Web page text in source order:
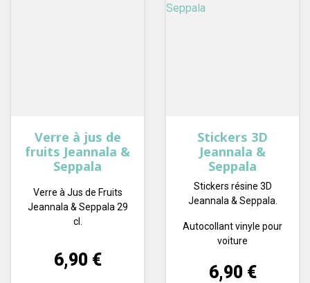
Verre à jus de
fruits Jeannala &
Seppala
Verre à Jus de Fruits
Jeannala & Seppala 29
cl.
Prix
6,90 €
Stickers 3D
Jeannala &
Seppala
Stickers résine 3D
Jeannala & Seppala.
Autocollant vinyle pour
voiture
Prix
6,90 €